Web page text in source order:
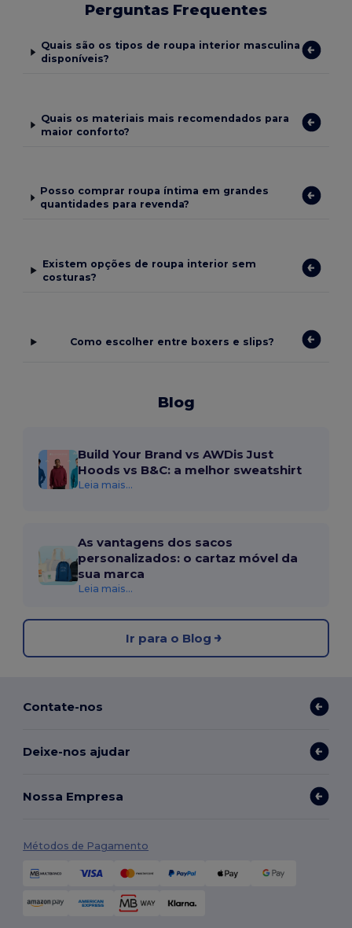
Perguntas Frequentes
Quais são os tipos de roupa interior masculina
disponíveis?
Quais os materiais mais recomendados para
maior conforto?
Posso comprar roupa íntima em grandes
quantidades para revenda?
Existem opções de roupa interior sem
costuras?
Como escolher entre boxers e slips?
Blog
Build Your Brand vs AWDis Just
Hoods vs B&C: a melhor sweatshirt
Leia mais...
As vantagens dos sacos
personalizados: o cartaz móvel da
sua marca
Leia mais...
Ir para o Blog
Contate-nos
Deixe-nos ajudar
Nossa Empresa
Métodos de Pagamento